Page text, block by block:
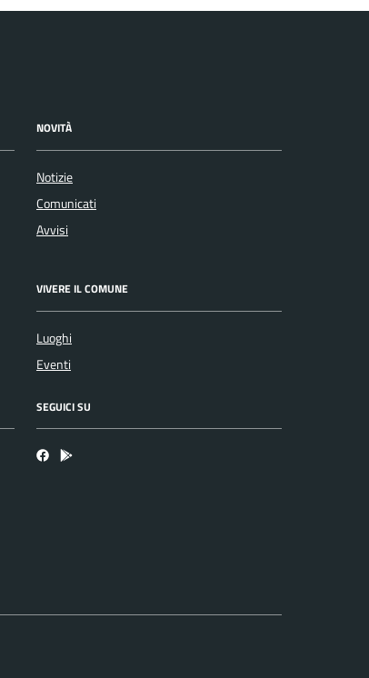
NOVITÀ
Notizie
Comunicati
Avvisi
VIVERE IL COMUNE
Luoghi
Eventi
SEGUICI SU
FacebookBosa inApp